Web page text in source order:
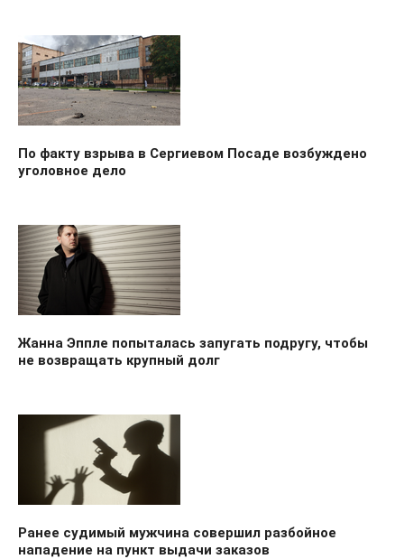
По факту взрыва в Сергиевом Посаде возбуждено
уголовное дело
Жанна Эппле попыталась запугать подругу, чтобы
не возвращать крупный долг
Ранее судимый мужчина совершил разбойное
нападение на пункт выдачи заказов